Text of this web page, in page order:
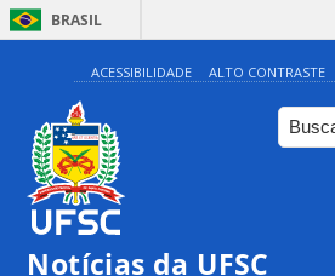
BRASIL
ACESSIBILIDADE ALTO CONTRASTE
Notícias da UFSC